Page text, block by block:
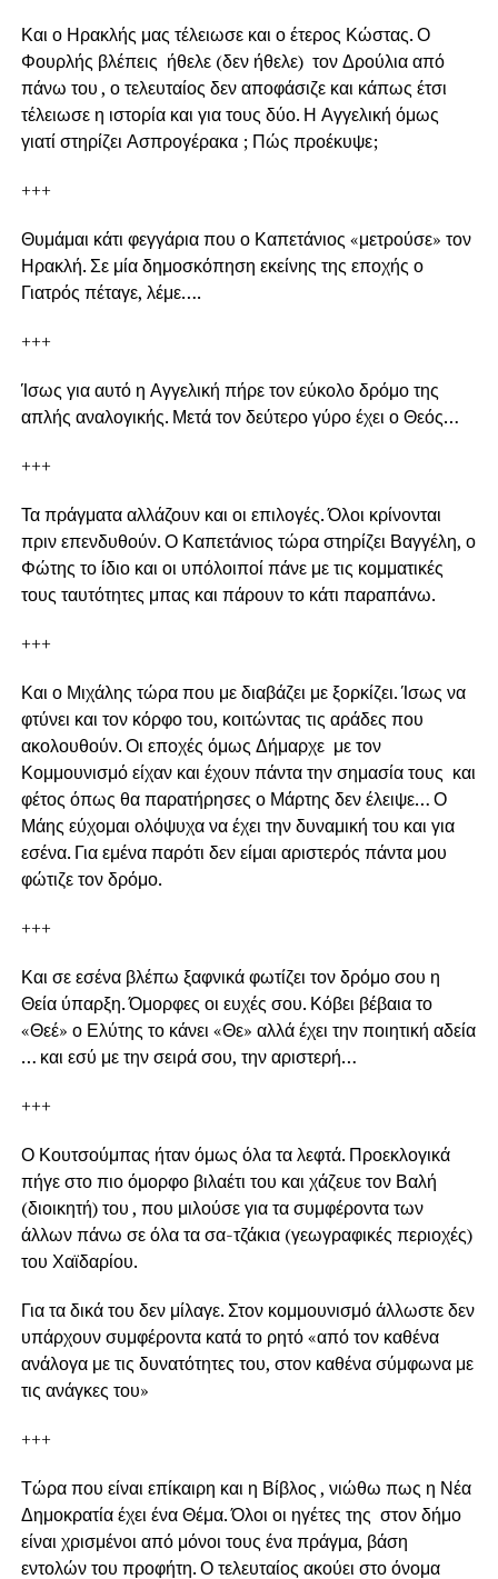
Και ο Ηρακλής μας τέλειωσε και ο έτερος Κώστας. Ο
Φουρλής βλέπεις ήθελε (δεν ήθελε) τον Δρούλια από
πάνω του , ο τελευταίος δεν αποφάσιζε και κάπως έτσι
τέλειωσε η ιστορία και για τους δύο. Η Αγγελική όμως
γιατί στηρίζει Ασπρογέρακα ; Πώς προέκυψε;
+++
Θυμάμαι κάτι φεγγάρια που ο Καπετάνιος «μετρούσε» τον
Ηρακλή. Σε μία δημοσκόπηση εκείνης της εποχής ο
Γιατρός πέταγε, λέμε….
+++
Ίσως για αυτό η Αγγελική πήρε τον εύκολο δρόμο της
απλής αναλογικής. Μετά τον δεύτερο γύρο έχει ο Θεός…
+++
Τα πράγματα αλλάζουν και οι επιλογές. Όλοι κρίνονται
πριν επενδυθούν. Ο Καπετάνιος τώρα στηρίζει Βαγγέλη, ο
Φώτης το ίδιο και οι υπόλοιποί πάνε με τις κομματικές
τους ταυτότητες μπας και πάρουν το κάτι παραπάνω.
+++
Και ο Μιχάλης τώρα που με διαβάζει με ξορκίζει. Ίσως να
φτύνει και τον κόρφο του, κοιτώντας τις αράδες που
ακολουθούν. Οι εποχές όμως Δήμαρχε με τον
Κομμουνισμό είχαν και έχουν πάντα την σημασία τους και
φέτος όπως θα παρατήρησες ο Μάρτης δεν έλειψε… Ο
Μάης εύχομαι ολόψυχα να έχει την δυναμική του και για
εσένα. Για εμένα παρότι δεν είμαι αριστερός πάντα μου
φώτιζε τον δρόμο.
+++
Και σε εσένα βλέπω ξαφνικά φωτίζει τον δρόμο σου η
Θεία ύπαρξη. Όμορφες οι ευχές σου. Κόβει βέβαια το
«Θεέ» ο Ελύτης το κάνει «Θε» αλλά έχει την ποιητική αδεία
… και εσύ με την σειρά σου, την αριστερή…
+++
Ο Κουτσούμπας ήταν όμως όλα τα λεφτά. Προεκλογικά
πήγε στο πιο όμορφο βιλαέτι του και χάζευε τον Βαλή
(διοικητή) του , που μιλούσε για τα συμφέροντα των
άλλων πάνω σε όλα τα σα-τζάκια (γεωγραφικές περιοχές)
του Χαϊδαρίου.
Για τα δικά του δεν μίλαγε. Στον κομμουνισμό άλλωστε δεν
υπάρχουν συμφέροντα κατά το ρητό «από τον καθένα
ανάλογα με τις δυνατότητες του, στον καθένα σύμφωνα με
τις ανάγκες του»
+++
Τώρα που είναι επίκαιρη και η Βίβλος , νιώθω πως η Νέα
Δημοκρατία έχει ένα Θέμα. Όλοι οι ηγέτες της στον δήμο
είναι χρισμένοι από μόνοι τους ένα πράγμα, βάση
εντολών του προφήτη. Ο τελευταίος ακούει στο όνομα